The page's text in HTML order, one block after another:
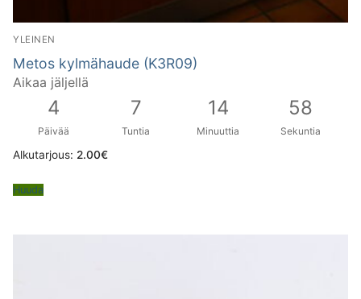
YLEINEN
Metos kylmähaude (K3R09)
Aikaa jäljellä
4
Päivää
7
Tuntia
14
Minuuttia
57
Sekuntia
Alkutarjous: 2.00€
Huuda